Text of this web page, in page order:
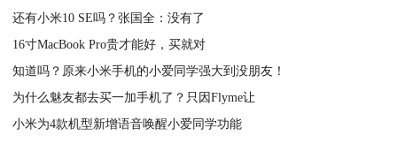
还有小米10 SE吗？张国全：没有了
16寸MacBook Pro贵才能好，买就对
知道吗？原来小米手机的小爱同学强大到没朋友！
为什么魅友都去买一加手机了？只因Flyme让
小米为4款机型新增语音唤醒小爱同学功能